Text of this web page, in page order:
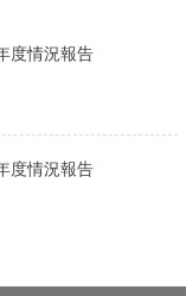
度情況報告
度情況報告